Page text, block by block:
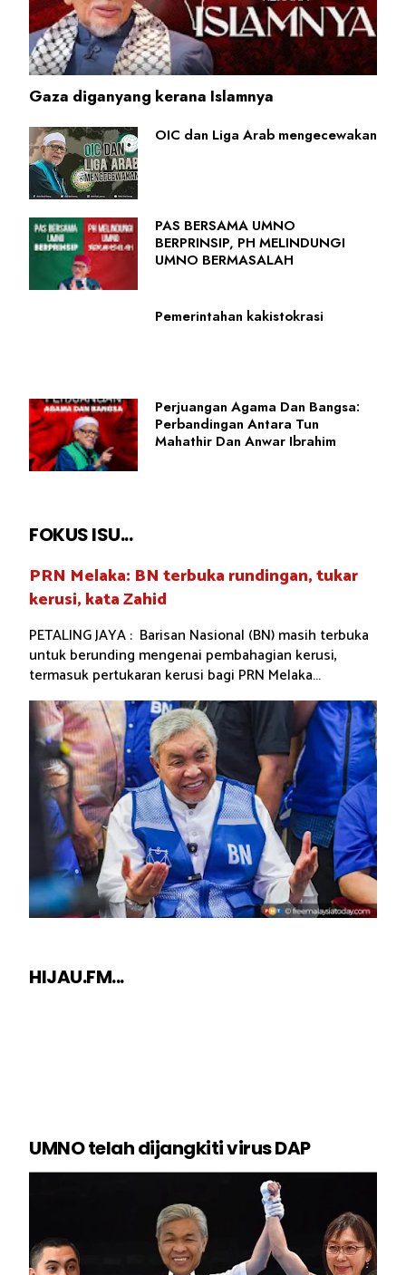
Gaza diganyang kerana Islamnya
OIC dan Liga Arab mengecewakan
PAS BERSAMA UMNO
BERPRINSIP, PH MELINDUNGI
UMNO BERMASALAH
Pemerintahan kakistokrasi
Perjuangan Agama Dan Bangsa:
Perbandingan Antara Tun
Mahathir Dan Anwar Ibrahim
FOKUS ISU...
PRN Melaka: BN terbuka rundingan, tukar
kerusi, kata Zahid
PETALING JAYA : Barisan Nasional (BN) masih terbuka
untuk berunding mengenai pembahagian kerusi,
termasuk pertukaran kerusi bagi PRN Melaka...
HIJAU.FM...
UMNO telah dijangkiti virus DAP